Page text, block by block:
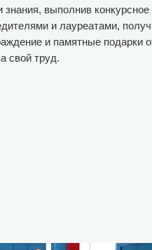
знания, выполнив
и лауреатами,
и памятные подарки
свой труд.